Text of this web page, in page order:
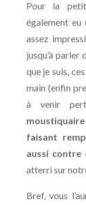
Pour la
également eu
assez
jusqu’à parler
que je suis,
main (enfin
à venir
moustiquaire
faisant
aussi contre
atterri sur
Bref, vous